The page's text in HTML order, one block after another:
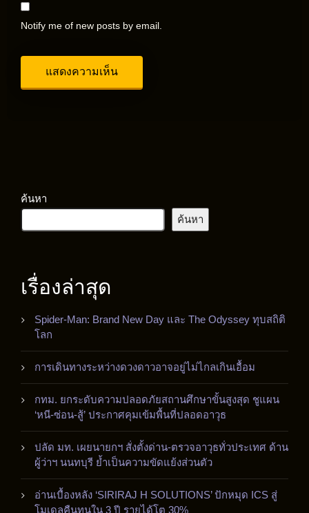
Notify me of new posts by email.
ค้นหา
ค้นหา
เรื่องล่าสุด
Spider-Man: Brand New Day และ The Odyssey ทุบสถิติ
โลก
การเดินทางระหว่างดวงดาวอาจอยู่ไม่ไกลเกินเอื้อม
กทม. ยกระดับความปลอดภัยสถานศึกษาขั้นสูงสุด ชูแผน
‘หนี-ซ่อน-สู้’ ประกาศคุมเข้มพื้นที่ปลอดอาวุธ
ปลัด มท. เผยนายกฯ สั่งตั้งด่าน-ตรวจอาวุธทั่วประเทศ ด้าน
ผู้ว่าฯ นนทบุรี ย้ำเป็นความขัดแย้งส่วนตัว
อ่านเบื้องหลัง ‘SIRIRAJ H SOLUTIONS’ ปักหมุด ICS สู่
โมเดลคืนทุนใน 3 ปี รายได้โต 30%